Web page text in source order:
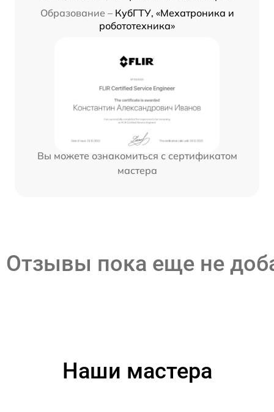
Образование – КубГТУ, «Мехатроника и
робототехника»
Вы можете ознакомиться с сертификатом
мастера
Отзывы пока еще не
Наши мастера